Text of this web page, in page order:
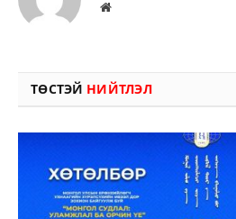
Вэбсайт
ТӨСТЭЙ НИЙТЛЭЛ